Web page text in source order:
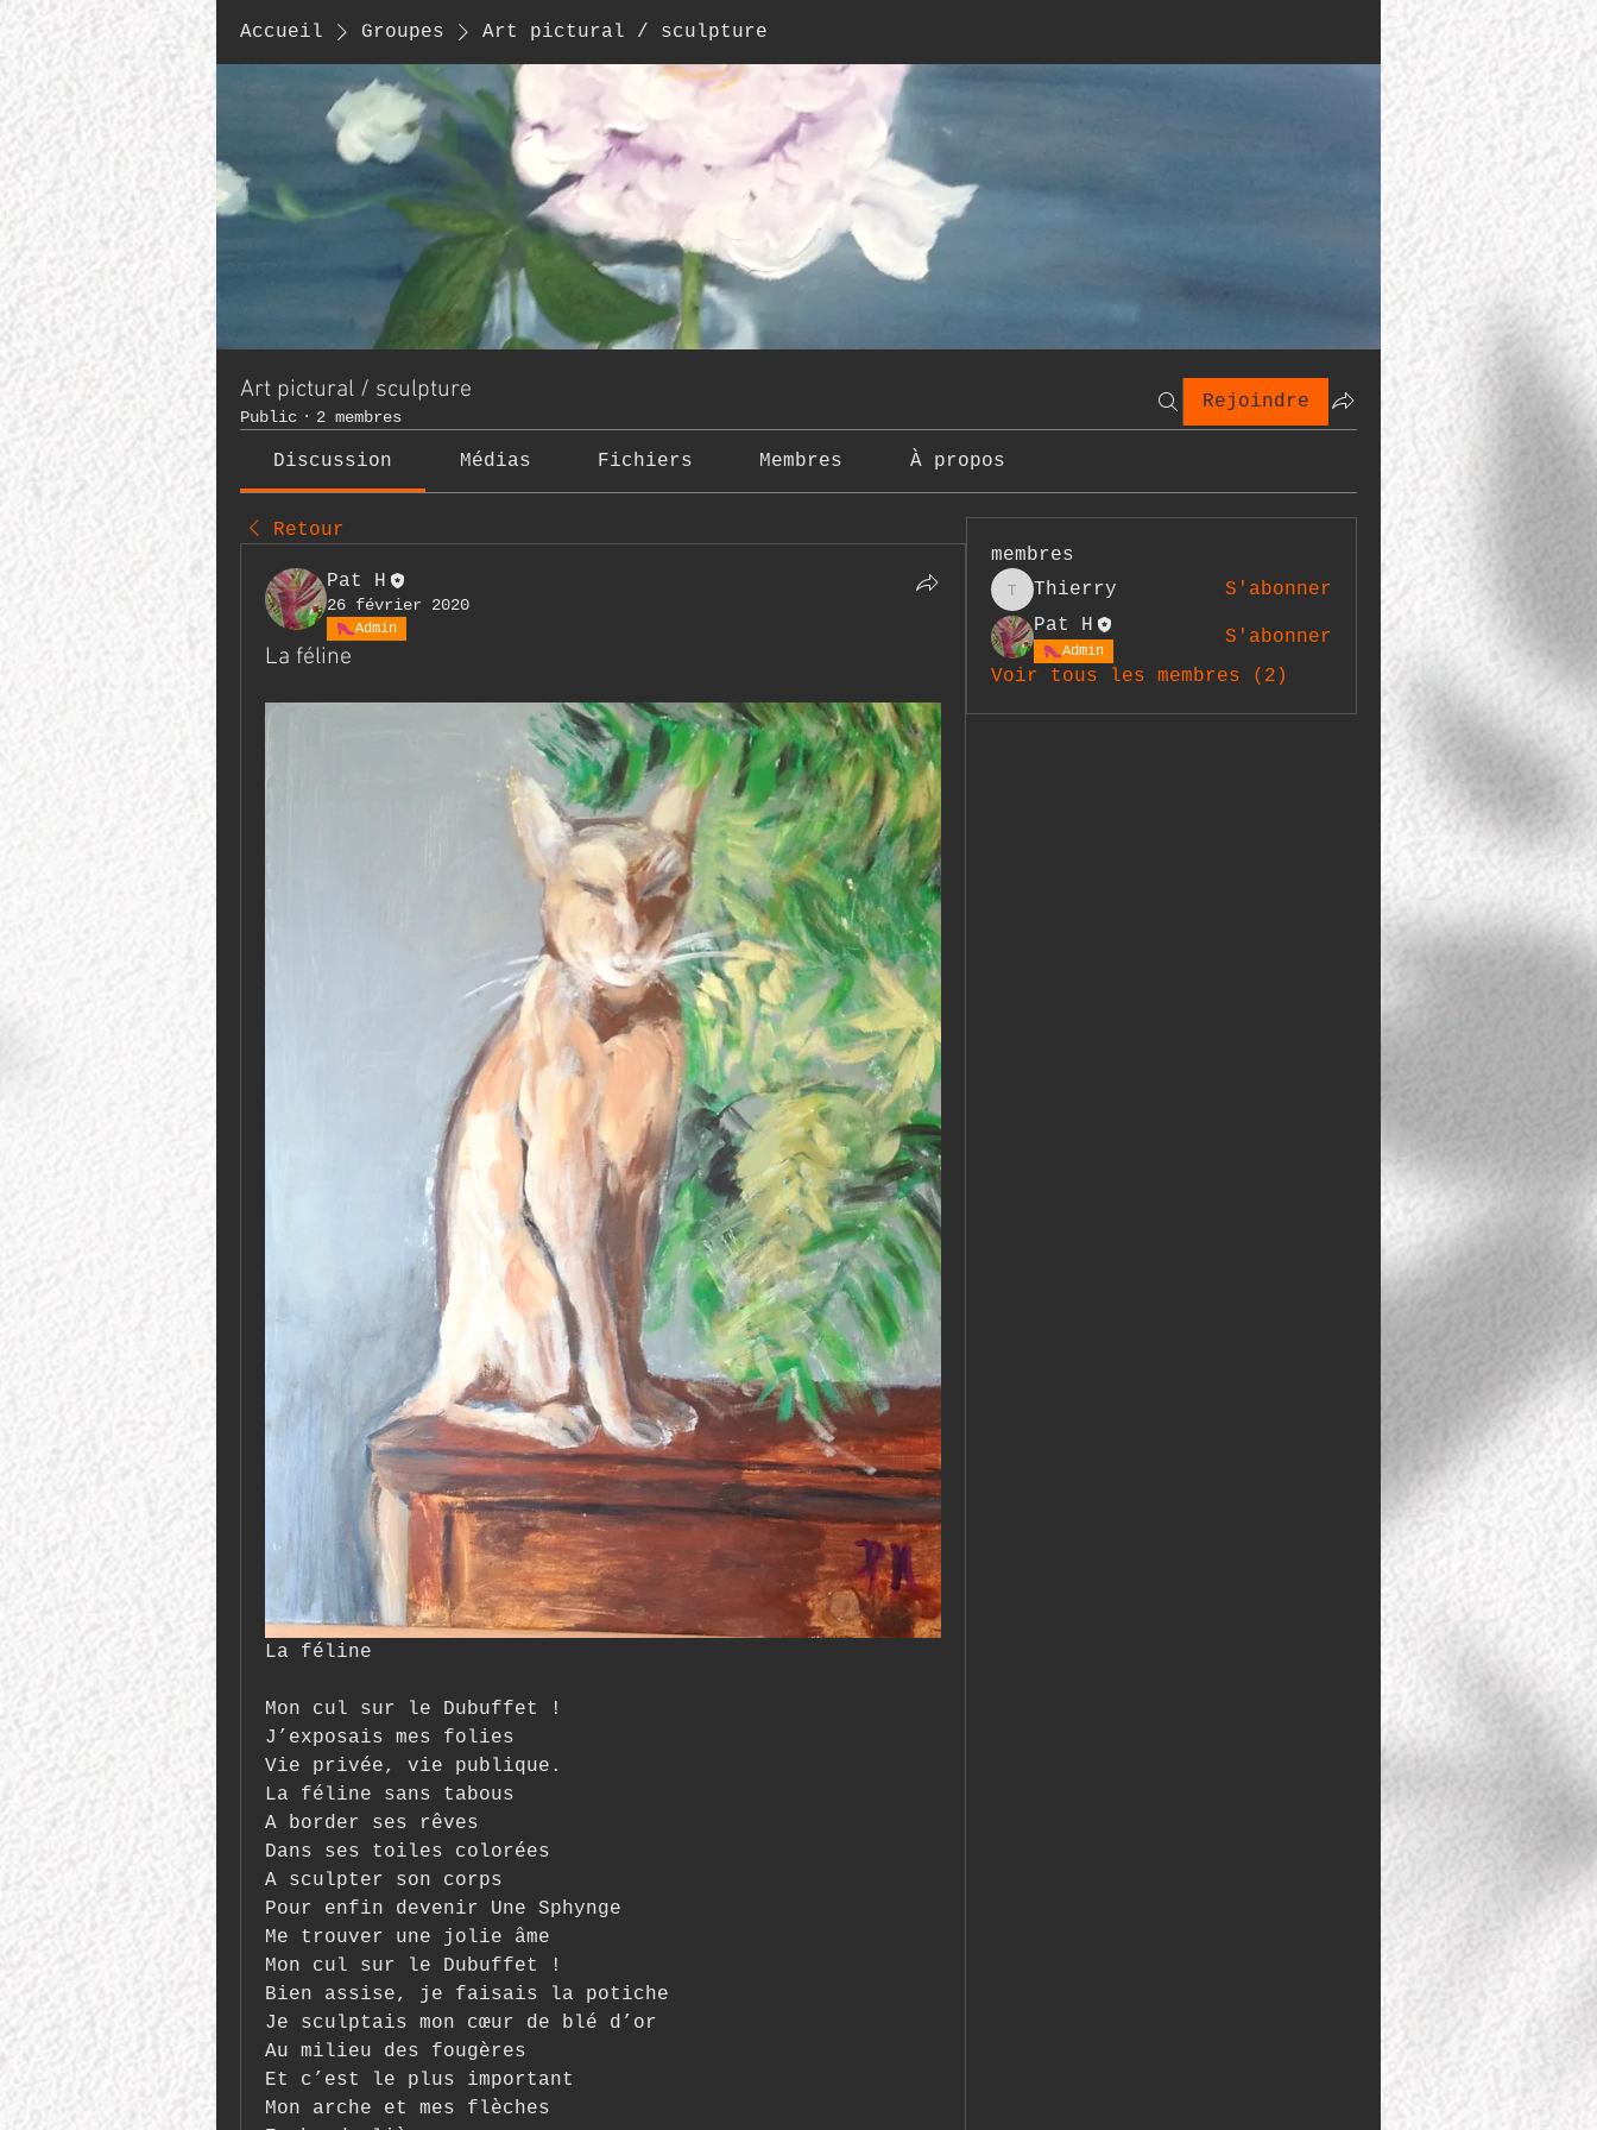
Accueil Groupes Art pictural / sculpture
Art pictural / sculpture
Public · 2 membres
Rejoindre
Discussion Médias Fichiers Membres À propos
Retour
Pat H
26 février 2020
Admin
La féline
La féline
Mon cul sur le Dubuffet !
J’exposais mes folies
Vie privée, vie publique.
La féline sans tabous
A border ses rêves
Dans ses toiles colorées
A sculpter son corps
Pour enfin devenir Une Sphynge
Me trouver une jolie âme
Mon cul sur le Dubuffet !
Bien assise, je faisais la potiche
Je sculptais mon cœur de blé d’or
Au milieu des fougères
Et c’est le plus important
Mon arche et mes flèches
membres
Thierry
Thierry
S'abonner
Pat H
Admin
S'abonner
Voir tous les membres (2)